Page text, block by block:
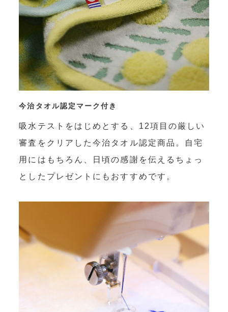
今治タオル認定マーク付き
吸水テストをはじめとする、12項目の厳しい
審査をクリアした今治タオル認定商品。自宅
用にはもちろん、日頃の感謝を伝えるちょっ
としたプレゼントにもおすすめです。